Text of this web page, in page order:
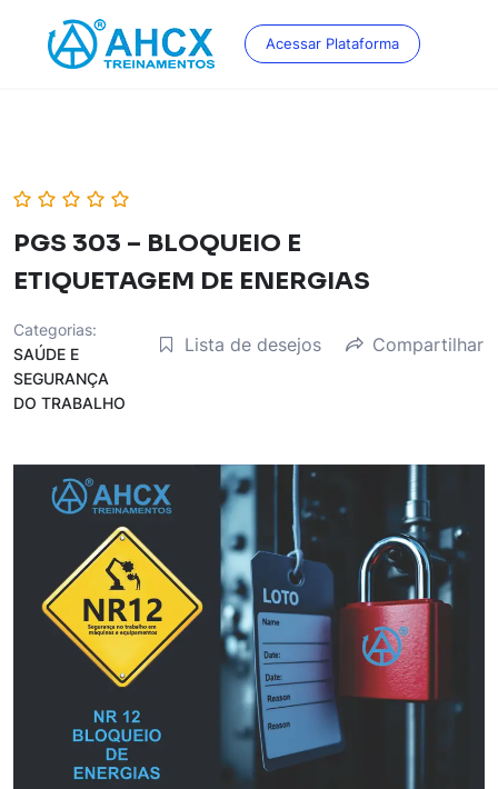
content
Acessar Plataforma
PGS 303 – BLOQUEIO E
ETIQUETAGEM DE ENERGIAS
Categorias:
SAÚDE E
SEGURANÇA
DO TRABALHO
Lista de desejos Compartilhar